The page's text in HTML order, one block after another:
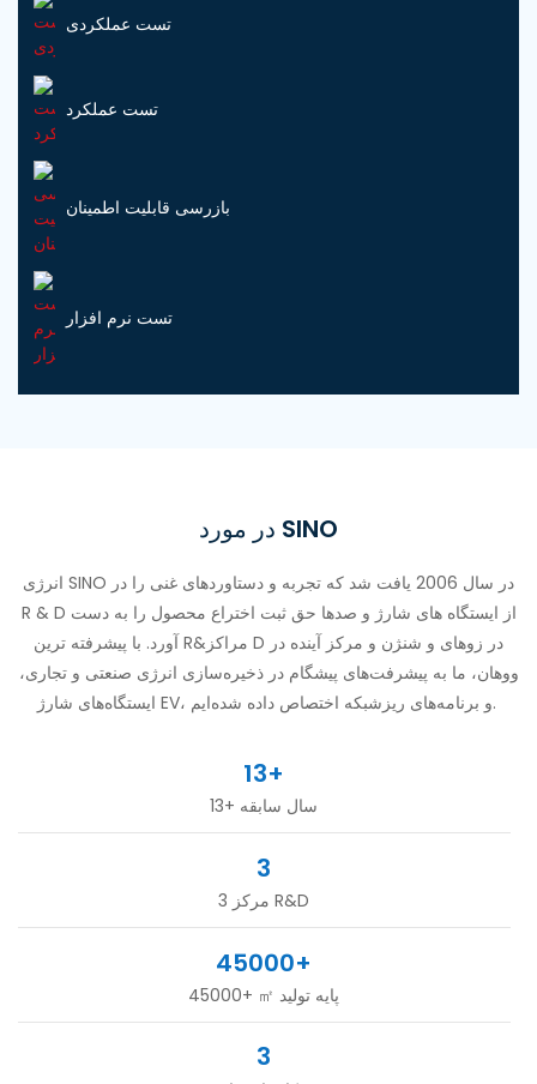
تست عملکردی
تست عملکرد
بازرسی قابلیت اطمینان
تست نرم افزار
در مورد SINO
انرژی SINO در سال 2006 یافت شد که تجربه و دستاوردهای غنی را در
R & D از ایستگاه های شارژ و صدها حق ثبت اختراع محصول را به دست
آورد. با پیشرفته ترین R&مراکز D در زوهای و شنژن و مرکز آینده در
ووهان، ما به پیشرفت‌های پیشگام در ذخیره‌سازی انرژی صنعتی و تجاری،
ایستگاه‌های شارژ EV، و برنامه‌های ریزشبکه اختصاص داده شده‌ایم.
13+
13+ سال سابقه
3
3 مرکز R&D
45000+
45000+ ㎡ پایه تولید
3